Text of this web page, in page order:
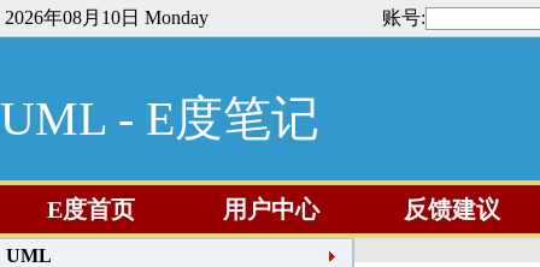
2026年08月10日 Monday 账号:
UML - E度笔记
E度首页 用户中心 反馈建议
UML